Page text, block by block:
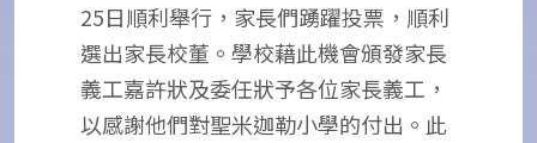
25日順利舉行，家長們踴躍投票，順利
選出家長校董。學校藉此機會頒發家長
義工嘉許狀及委任狀予各位家長義工，
以感謝他們對聖米迦勒小學的付出。此